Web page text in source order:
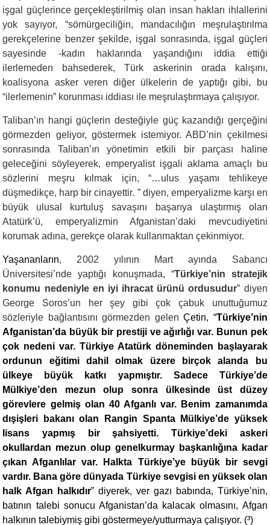
işgal güçlerince gerçekleştirilmiş olan insan hakları ihlallerini
yok sayıyor, “sömürgeciliğin, mandacılığın meşrulaştırılma
gerekçelerine benzer şekilde, işgal sonrasında, işgal güçleri
sayesinde -kadın haklarında yaşandığını iddia ettiği
ilerlemeden bahsederek, Türk askerinin orada kalışını,
koalisyona asker veren diğer ülkelerin de yaptığı gibi, bu
“ilerlemenin” korunması iddiası ile meşrulaştırmaya çalışıyor.
Taliban’ın hangi güçlerin desteğiyle güç kazandığı gerçeğini
görmezden geliyor, göstermek istemiyor. ABD’nin çekilmesi
sonrasında Taliban’ın yönetimin etkili bir parçası haline
geleceğini söyleyerek, emperyalist işgali aklama amaçlı bu
sözlerini meşru kılmak için, “…ulus yaşamı tehlikeye
düşmedikçe, harp bir cinayettir. ” diyen, emperyalizme karşı en
büyük ulusal kurtuluş savaşını başarıya ulaştırmış olan
Atatürk’ü, emperyalizmin Afganistan’daki mevcudiyetini
korumak adına, gerekçe olarak kullanmaktan çekinmiyor.
Yaşananların, 2002 yılının Mart ayında Sabancı
Üniversitesi’nde yaptığı konuşmada, “Türkiye’nin stratejik
konumu nedeniyle en iyi ihracat ürünü ordusudur” diyen
George Soros’un her şey gibi çok çabuk unuttuğumuz
sözleriyle bağlantısını görmezden gelenÇetin, “Türkiye’nin
Afganistan’da büyük bir prestiji ve ağırlığı var. Bunun pek
çok nedeni var. Türkiye Atatürk döneminden başlayarak
ordunun eğitimi dahil olmak üzere birçok alanda bu
ülkeye büyük katkı yapmıştır. Sadece Türkiye’de
Mülkiye’den mezun olup sonra ülkesinde üst düzey
görevlere gelmiş olan 40 Afganlı var. Benim zamanımda
dışişleri bakanı olan Rangin Spanta Mülkiye’de yüksek
lisans yapmış bir şahsiyetti. Türkiye’deki askeri
okullardan mezun olup genelkurmay başkanlığına kadar
çıkan Afganlılar var. Halkta Türkiye’ye büyük bir sevgi
vardır. Bana göre dünyada Türkiye sevgisi en yüksek olan
halk Afgan halkıdır” diyerek, ver gazı babında, Türkiye’nin,
batının talebi sonucu Afganistan’da kalacak olmasını, Afgan
halkının talebiymiş gibi göstermeye/yutturmaya çalışıyor. (³)